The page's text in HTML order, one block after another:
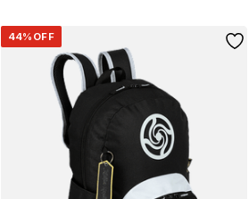
44% OFF